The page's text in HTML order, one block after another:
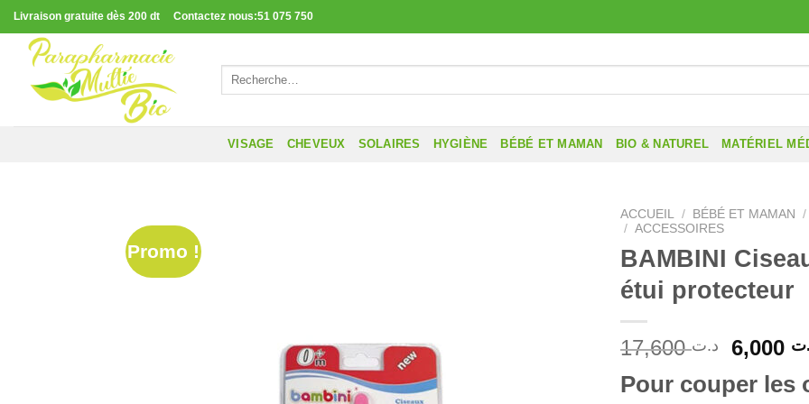
Passer
au
contenu
Livraison gratuite dès 200 dt Contactez nous:51 075 750
Recherche
VISAGE CHEVEUX SOLAIRES HYGIÈNE BÉBÉ ET MAMAN BIO & NATUREL MATÉRIEL
Promo !
ACCUEIL / BÉBÉ ET MAMAN
/
/ ACCESSOIRES
BAMBINI
étui protecteur
د.ت17,600
Le
initial
Pour couper les